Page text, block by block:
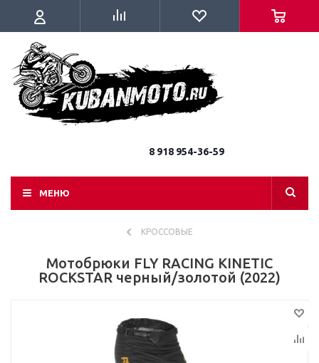
8 918 954-36-59
МЕНЮ
КРОССОВЫЕ
Мотобрюки FLY RACING KINETIC
ROCKSTAR черный/золотой (2022)